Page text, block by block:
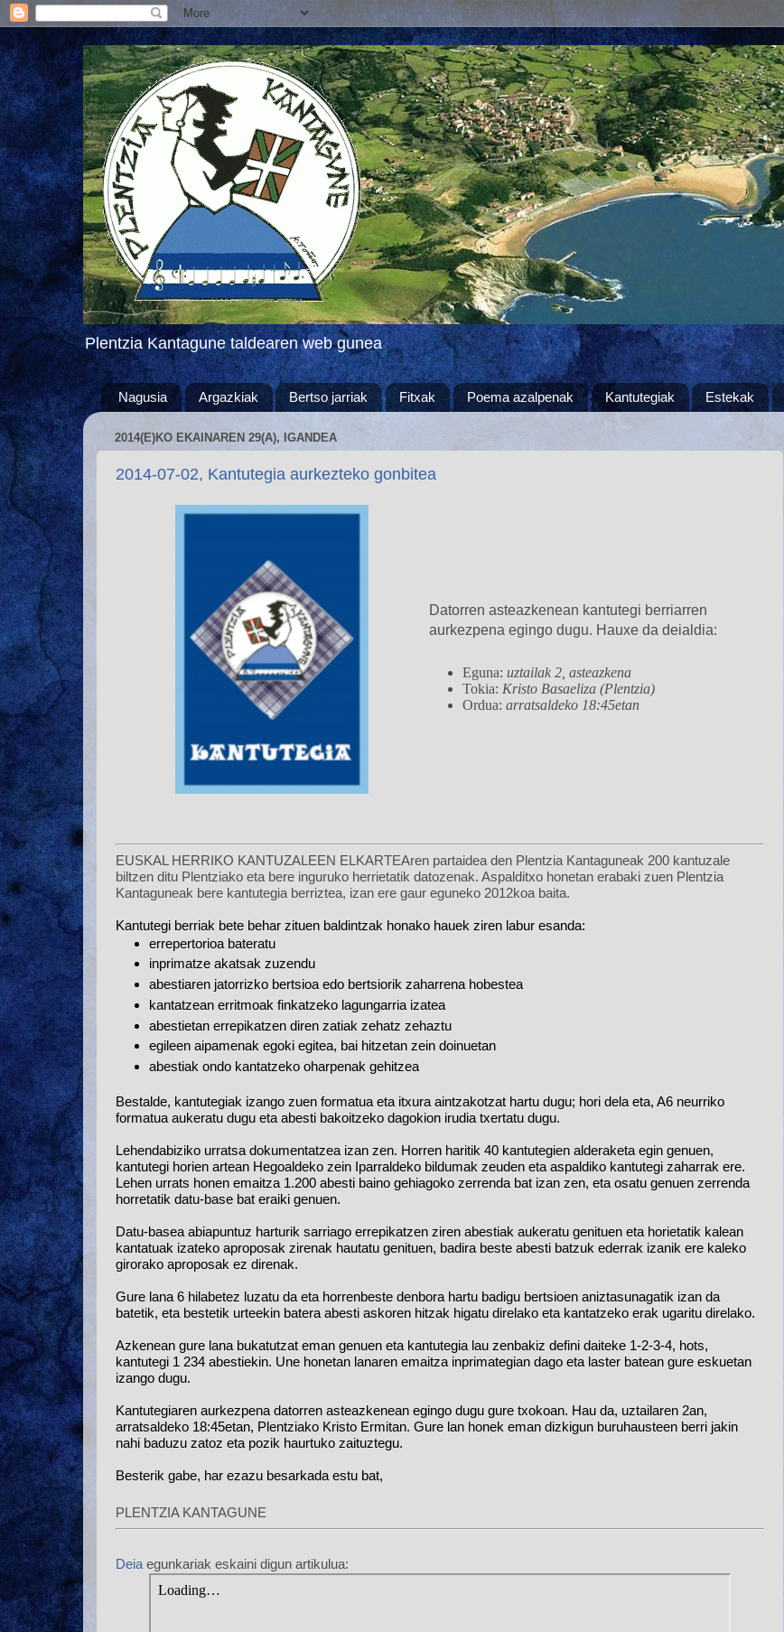
Plentzia Kantagune taldearen web gunea
Nagusia Argazkiak Bertso jarriak Fitxak Poema azalpenak Kantutegiak Estekak
2014(E)KO EKAINAREN 29(A), IGANDEA
2014-07-02, Kantutegia aurkezteko gonbitea
Datorren asteazkenean kantutegi berriarren
aurkezpena egingo dugu. Hauxe da deialdia:
Eguna:uztailak 2, asteazkena
Tokia: Kristo Basaeliza (Plentzia)
Ordua:arratsaldeko 18:45etan
EUSKAL HERRIKO KANTUZALEEN ELKARTEAren partaidea den Plentzia Kantaguneak 200 kantuzale
biltzen ditu Plentziako eta bere inguruko herrietatik datozenak. Aspalditxo honetan erabaki zuen Plentzia
Kantaguneak bere kantutegia berriztea, izan ere gaur eguneko 2012koa baita.
Kantutegi berriak bete behar zituen baldintzak honako hauek ziren labur esanda:
errepertorioa bateratu
inprimatze akatsak zuzendu
abestiaren jatorrizko bertsioa edo bertsiorik zaharrena hobestea
kantatzean erritmoak finkatzeko lagungarria izatea
abestietan errepikatzen diren zatiak zehatz zehaztu
egileen aipamenak egoki egitea, bai hitzetan zein doinuetan
abestiak ondo kantatzeko oharpenak gehitzea
Bestalde, kantutegiak izango zuen formatua eta itxura aintzakotzat hartu dugu; hori dela eta, A6 neurriko
formatua aukeratu dugu eta abesti bakoitzeko dagokion irudia txertatu dugu.
Lehendabiziko urratsa dokumentatzea izan zen. Horren haritik 40 kantutegien alderaketa egin genuen,
kantutegi horien artean Hegoaldeko zein Iparraldeko bildumak zeuden eta aspaldiko kantutegi zaharrak ere.
Lehen urrats honen emaitza 1.200 abesti baino gehiagoko zerrenda bat izan zen, eta osatu genuen zerrenda
horretatik datu-base bat eraiki genuen.
Datu-basea abiapuntuz harturik sarriago errepikatzen ziren abestiak aukeratu genituen eta horietatik kalean
kantatuak izateko aproposak zirenak hautatu genituen, badira beste abesti batzuk ederrak izanik ere kaleko
girorako aproposak ez direnak.
Gure lana 6 hilabetez luzatu da eta horrenbeste denbora hartu badigu bertsioen aniztasunagatik izan da
batetik, eta bestetik urteekin batera abesti askoren hitzak higatu direlako eta kantatzeko erak ugaritu direlako.
Azkenean gure lana bukatutzat eman genuen eta kantutegia lau zenbakiz defini daiteke 1-2-3-4, hots,
kantutegi 1 234 abestiekin. Une honetan lanaren emaitza inprimategian dago eta laster batean gure eskuetan
izango dugu.
Kantutegiaren aurkezpena datorren asteazkenean egingo dugu gure txokoan. Hau da, uztailaren 2an,
arratsaldeko 18:45etan, Plentziako Kristo Ermitan. Gure lan honek eman dizkigun buruhausteen berri jakin
nahi baduzu zatoz eta pozik haurtuko zaituztegu.
Besterik gabe, har ezazu besarkada estu bat,
PLENTZIA KANTAGUNE
Deia egunkariak eskaini digun artikulua: